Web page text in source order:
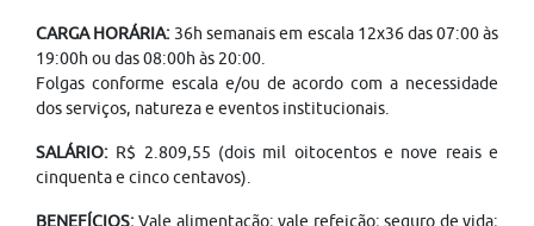
CARGA HORÁRIA: 36h semanais em escala 12x36 das 07:00 às
19:00h ou das 08:00h às 20:00.
Folgas conforme escala e/ou de acordo com a necessidade
dos serviços, natureza e eventos institucionais.
SALÁRIO: R$ 2.809,55 (dois mil oitocentos e nove reais e
cinquenta e cinco centavos).
BENEFÍCIOS:Vale alimentação; vale refeição; seguro de vida;